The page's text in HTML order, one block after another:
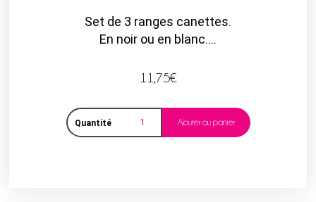
Set de 3 ranges canettes.
En noir ou en blanc….
11,75€
Quantité Ajouter au panier